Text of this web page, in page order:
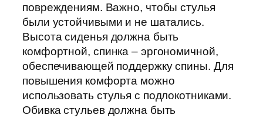
повреждениям. Важно, чтобы стулья
были устойчивыми и не шатались.
Высота сиденья должна быть
комфортной, спинка – эргономичной,
обеспечивающей поддержку спины. Для
повышения комфорта можно
использовать стулья с подлокотниками.
Обивка стульев должна быть